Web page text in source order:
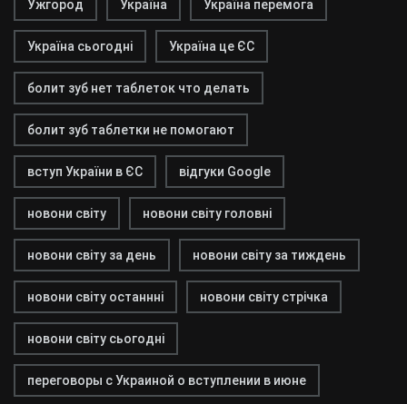
Ужгород Україна Україна перемога
Україна сьогодні Україна це ЄС
болит зуб нет таблеток что делать
болит зуб таблетки не помогают
вступ України в ЄС відгуки Google
новони світу новони світу головні
новони світу за день новони світу за тиждень
новони світу останнні новони світу стрічка
новони світу сьогодні
переговоры с Украиной о вступлении в июне